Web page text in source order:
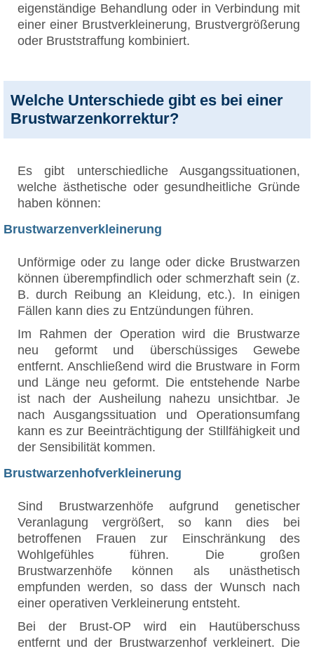
eigenständige Behandlung oder in Verbindung mit
einer einer Brustverkleinerung, Brustvergrößerung
oder Bruststraffung kombiniert.
Welche Unterschiede gibt es bei einer
Brustwarzenkorrektur?
Es gibt unterschiedliche Ausgangssituationen,
welche ästhetische oder gesundheitliche Gründe
haben können:
Brustwarzenverkleinerung
Unförmige oder zu lange oder dicke Brustwarzen
können überempfindlich oder schmerzhaft sein (z.
B. durch Reibung an Kleidung, etc.). In einigen
Fällen kann dies zu Entzündungen führen.
Im Rahmen der Operation wird die Brustwarze
neu geformt und überschüssiges Gewebe
entfernt. Anschließend wird die Brustware in Form
und Länge neu geformt. Die entstehende Narbe
ist nach der Ausheilung nahezu unsichtbar. Je
nach Ausgangssituation und Operationsumfang
kann es zur Beeinträchtigung der Stillfähigkeit und
der Sensibilität kommen.
Brustwarzenhofverkleinerung
Sind Brustwarzenhöfe aufgrund genetischer
Veranlagung vergrößert, so kann dies bei
betroffenen Frauen zur Einschränkung des
Wohlgefühles führen. Die großen
Brustwarzenhöfe können als unästhetisch
empfunden werden, so dass der Wunsch nach
einer operativen Verkleinerung entsteht.
Bei der Brust-OP wird ein Hautüberschuss
entfernt und der Brustwarzenhof verkleinert. Die